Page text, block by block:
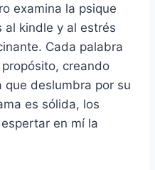
examina la psique
al kindle y al estrés
Cada palabra
creando
deslumbra por su
es sólida, los
en mí la